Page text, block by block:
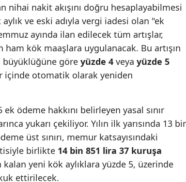
nihai nakit akışını doğru hesaplayabilmesi
ve eski adıyla vergi iadesi olan "ek
ayında ilan edilecek tüm artışlar,
kök maaşlara uygulanacak. Bu artışın
büyüklüğüne göre yüzde 4 veya yüzde 5
içinde otomatik olarak yeniden
ödeme hakkını belirleyen yasal sınır
yukarı çekiliyor. Yılın ilk yarısında 13
üst sınırı, memur katsayısındaki
birlikte 14 bin 851 lira 37 kuruşa
yeni kök aylıklara yüzde 5, üzerinde
ettirilecek.